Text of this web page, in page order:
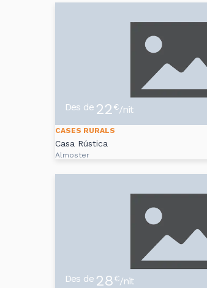
Des de 22€/nit
CASES RURALS
Casa Rústica
Almoster
Des de 28€/nit